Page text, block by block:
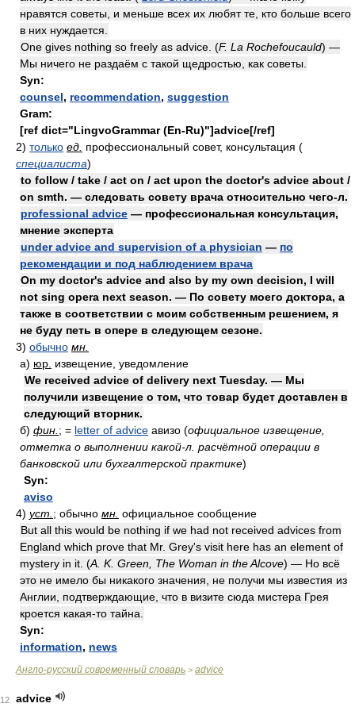
нравятся советы, и меньше всех их любят те, кто больше всего
в них нуждается.
One gives nothing so freely as advice. (F. La Rochefoucauld) —
Мы ничего не раздаём с такой щедростью, как советы.
Syn:
counsel, recommendation, suggestion
Gram:
[ref dict="LingvoGrammar (En-Ru)"]advice[/ref]
2) только ед. профессиональный совет, консультация (
специалиста)
to follow / take / act on / act upon the doctor's advice about /
on smth. — следовать совету врача относительно чего-л.
professional advice — профессиональная консультация,
мнение эксперта
under advice and supervision of a physician — по
рекомендации и под наблюдением врача
On my doctor's advice and also by my own decision, I will
not sing opera next season. — По совету моего доктора, а
также в соответствии с моим собственным решением, я
не буду петь в опере в следующем сезоне.
3) обычно мн.
а) юр. извещение, уведомление
We received advice of delivery next Tuesday. — Мы
получили извещение о том, что товар будет доставлен в
следующий вторник.
б) фин. ; = letter of advice авизо (официальное извещение,
отметка о выполнении какой-л. расчётной операции в
банковской или бухгалтерской практике)
Syn:
aviso
4) уст. ; обычно мн. официальное сообщение
But all this would be nothing if we had not received advices from
England which prove that Mr. Grey's visit here has an element of
mystery in it. (A. K. Green, The Woman in the Alcove) — Но всё
это не имело бы никакого значения, не получи мы известия из
Англии, подтверждающие, что в визите сюда мистера Грея
кроется какая-то тайна.
Syn:
information, news
Англо-русский современный словарь > advice
12 advice